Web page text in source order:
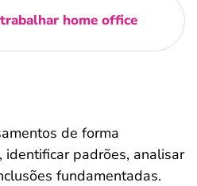
home office
de forma
identificar padrões, analisar
fundamentadas.